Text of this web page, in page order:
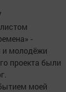
-
и молодёжи
проекта были
моей